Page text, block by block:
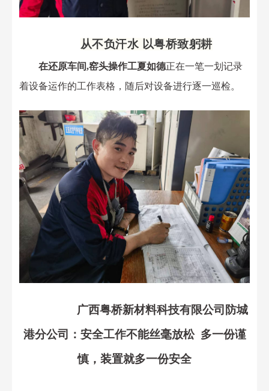
从不负汗水 以粤桥致躬耕
在还原车间,窑头操作工夏如德正在一笔一划记录
着设备运作的工作表格，随后对设备进行逐一巡检。
广西粤桥新材料科技有限公司防城
港分公司： 安全工作不能丝毫放松 多一份谨
慎，装置就多一份安全